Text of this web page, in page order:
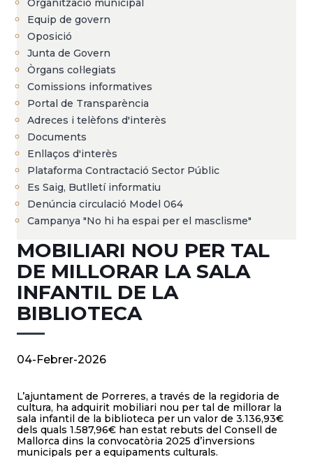
Organització municipal
Equip de govern
Oposició
Junta de Govern
Òrgans col·legiats
Comissions informatives
Portal de Transparència
Adreces i telèfons d'interès
Documents
Enllaços d'interès
Plataforma Contractació Sector Públic
Es Saig, Butlletí informatiu
Denúncia circulació Model 064
Campanya "No hi ha espai per el masclisme"
MOBILIARI NOU PER TAL
DE MILLORAR LA SALA
INFANTIL DE LA
BIBLIOTECA
04-Febrer-2026
L’ajuntament de Porreres, a través de la regidoria de
cultura, ha adquirit mobiliari nou per tal de millorar la
sala infantil de la biblioteca per un valor de 3.136,93€
dels quals 1.587,96€ han estat rebuts del Consell de
Mallorca dins la convocatòria 2025 d’inversions
municipals per a equipaments culturals.